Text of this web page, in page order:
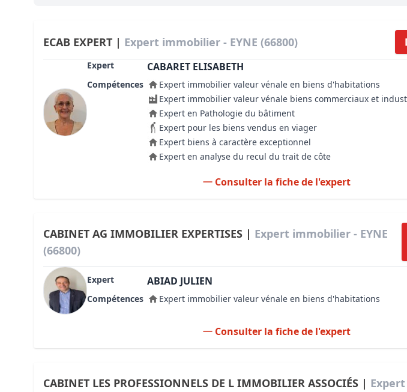
Règles d’urbanisme
Pathologies des bâtiments
Lecture et compréhension d’un Plan Local d’Urbanisme (PLU)
Droit de l'environnement et de l'immobilier
Estimer le droit au bail
Expertise pré-
ECAB EXPERT | Expert immobilier - EYNE (66800)
Expert CABARET ELISABETH
Compétences
Expert immobilier valeur vénale en biens d'habitations
Expert immobilier valeur vénale biens commerciaux et
Expert en Pathologie du bâtiment
Expert pour les biens vendus en viager
Expert biens à caractère exceptionnel
Expert en analyse du recul du trait de côte
Consulter la fiche de l'expert
CABINET AG IMMOBILIER EXPERTISES | Expert immobilier - EYNE
(66800)
Expert ABIAD JULIEN
Compétences Expert immobilier valeur vénale en biens d'habitations
Consulter la fiche de l'expert
CABINET LES PROFESSIONNELS DE L IMMOBILIER ASSOCIÉS | Expert